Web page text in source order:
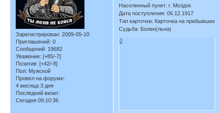
Зарегистрирован: 2009-05-10
Приглашений: 0
Сообщений: 19682
Уважение: [+85/-7]
Позитив: [+42/-8]
Пол: Мужской
Провел на форуме:
4 месяца 3 дня
Последний визит:
Сегодня 09:10:36
Населенный пункт: г. Моздок
Дата поступления: 06.12.1917
Тип карточки: Карточка на прибывших
Судьба: Болен(льна)
0